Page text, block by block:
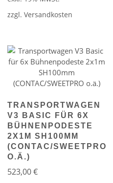
zzgl.Versandkosten
TRANSPORTWAGEN
V3 BASIC FÜR 6X
BÜHNENPODESTE
2X1M SH100MM
(CONTAC/SWEETPRO
O.Ä.)
523,00€